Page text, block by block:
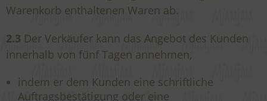
Warenkorb enthaltenen Waren ab.
2.3 Der Verkäufer kann das Angebot des Kunden
innerhalb von fünf Tagen annehmen,
indem er dem Kunden eine schriftliche
Auftragsbestätigung oder eine